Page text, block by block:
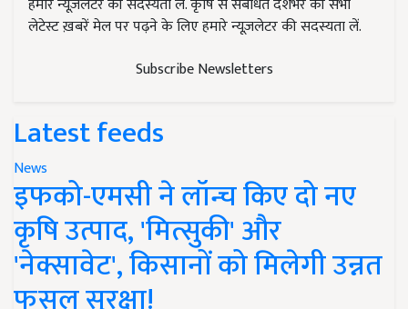
हमारे न्यूज़लेटर की सदस्यता लें. कृषि से संबंधित देशभर की सभी
लेटेस्ट ख़बरें मेल पर पढ़ने के लिए हमारे न्यूज़लेटर की सदस्यता लें.
Subscribe Newsletters
Latest feeds
News
इफको-एमसी ने लॉन्च किए दो नए
कृषि उत्पाद, 'मित्सुकी' और
'नेक्सावेट', किसानों को मिलेगी उन्नत